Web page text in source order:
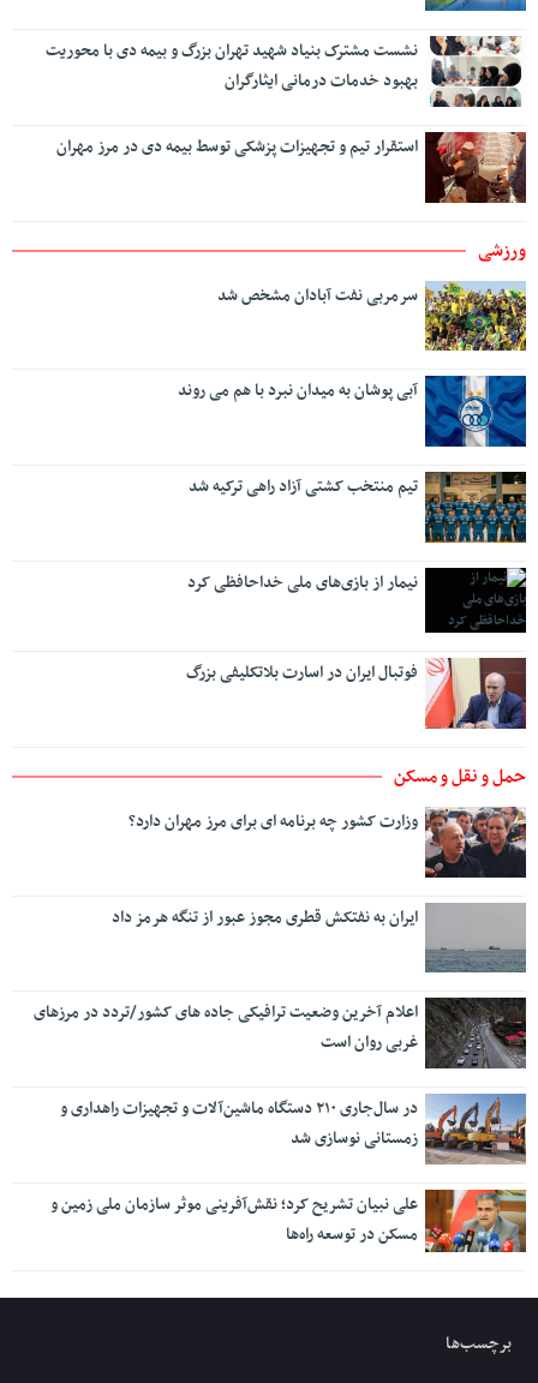
نشست مشترک بنیاد شهید تهران بزرگ و بیمه دی با محوریت
بهبود خدمات درمانی ایثارگران
استقرار تیم و تجهیزات پزشکی توسط بیمه دی در مرز مهران
ورزشی
سرمربی نفت آبادان مشخص شد
آبی پوشان به میدان نبرد با هم می روند
تیم منتخب کشتی آزاد راهی ترکیه شد
نیمار از بازی‌های ملی خداحافظی کرد
فوتبال ایران در اسارت بلاتکلیفی بزرگ
حمل و نقل و مسکن
وزارت کشور چه برنامه ای برای مرز مهران دارد؟
ایران به نفتکش قطری مجوز عبور از تنگه هرمز داد
اعلام آخرین وضعیت ترافیکی جاده های کشور/تردد در مرزهای
غربی روان است
در سال‌جاری ۲۱۰ دستگاه ماشین‌آلات و تجهیزات راهداری و
زمستانی نوسازی شد
علی نبیان تشریح کرد؛ نقش‌آفرینی موثر سازمان ملی زمین و
مسکن در توسعه راه‌ها
برچسب‌ها